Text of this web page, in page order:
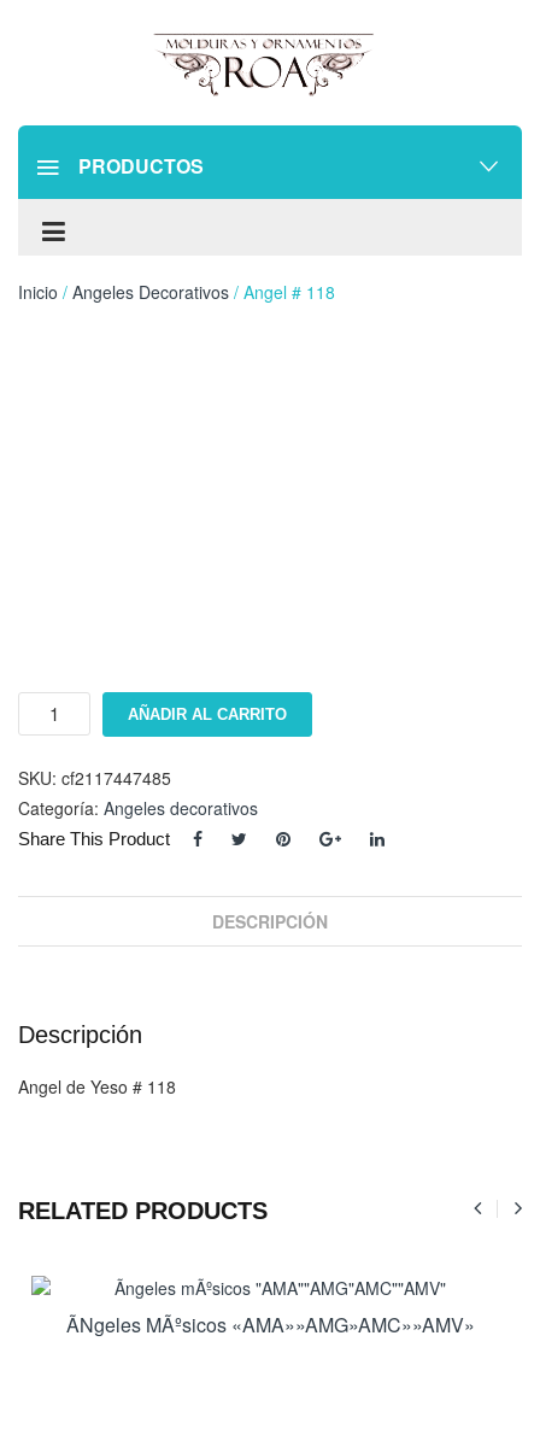
PRODUCTOS
Inicio / Angeles Decorativos / Angel # 118
Angel
cantidad
AÑADIR AL CARRITO
SKU: cf2117447485
Categoría: Angeles decorativos
Share This Product
DESCRIPCIÓN
Descripción
Angel de Yeso # 118
RELATED PRODUCTS
Ãngeles MÃºsicos «AMA»»AMG»AMC»»AMV»